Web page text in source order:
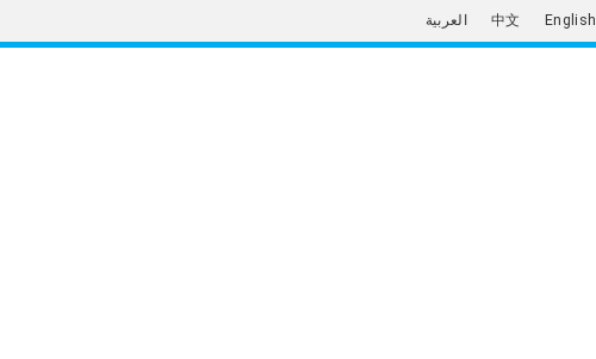
العربية 中文 English